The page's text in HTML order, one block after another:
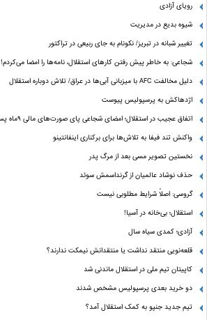
رویای آزادی
شیوه بدیع در مدیریت
تغییر شبانه در تبریز/ نکونام به جای ربیعی در تراکتور
شجاعی: به خاطر پیش رفتن کارهای استقلال، نامه‌ها را امضا می‌کردم!
دلیل مخالفت AFC با میزبانی آبی‌ها در عراق/ تلاش دوباره استقلال
اژدهاکش به پرسپولیس پیوست
اتفاق عجیب در استقلال؛ امضای شجاعی پای صورت‌های مالی ٩ماه پس از استعفا
واکنش تند فیفا به تلاش‌ها برای برکناری اینفانتینو
نخستین تصویر مسی بعد از مرگ پدر
حذف نوشاد عالمیان از گرنداسمش سوئد
گروسی: اصلاً شرایط مطلوبی نیست
استقلال؛ بی‌خانه در آسیا!
آزادی؛ کمدی سیاه سال
قلعه‌نویی منتقد نداشت یا منتقدانش نیمکت ندارند؟
کاپیتان تیم ملی در استقلال ماندنی شد
دو خرید بعدی پرسپولیس مشخص شدند
تیم جدید جنپو به کمک استقلال آمد؟